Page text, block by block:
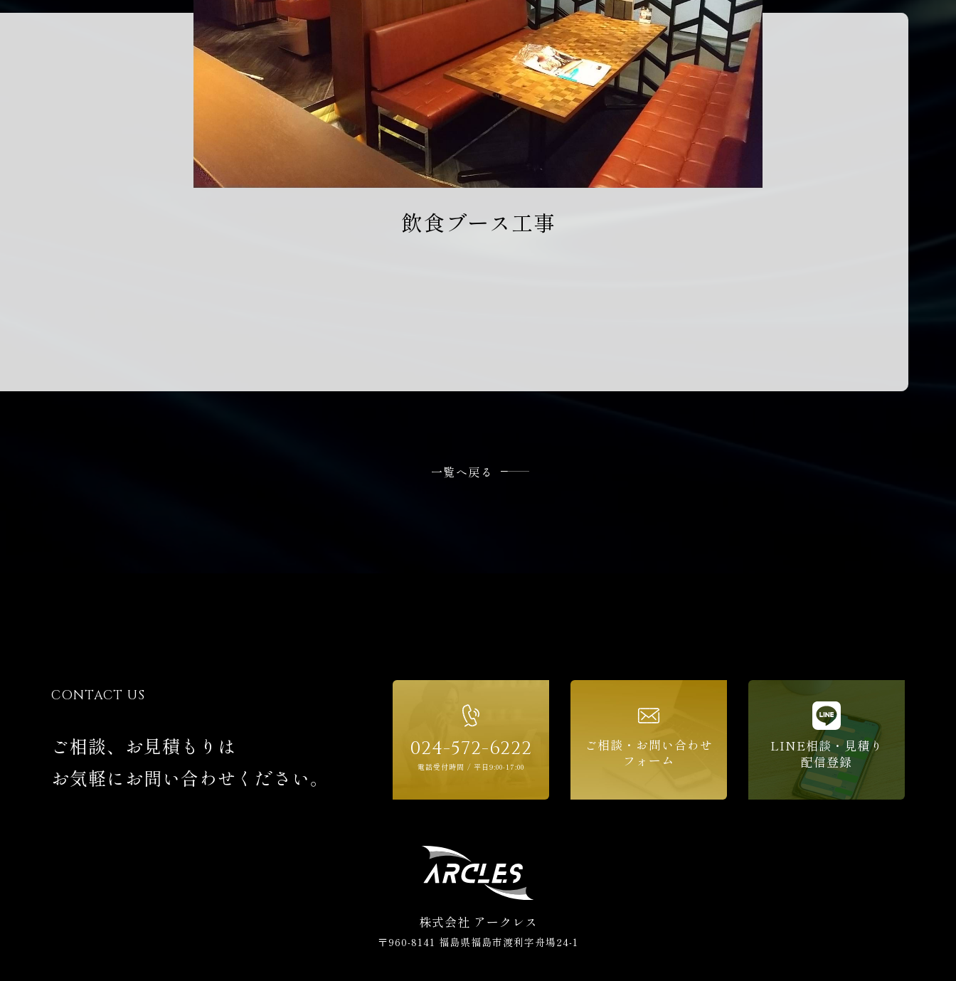
飲食ブース工事
一覧へ戻る
CONTACT US
ご相談、お見積もりは
お気軽にお問い合わせください。
024-572-6222
電話受付時間 / 平日9:00-17:00
ご相談・お問い合わせ
フォーム
LINE相談・見積り
配信登録
株式会社 アークレス
〒960-8141 福島県福島市渡利字舟場24-1